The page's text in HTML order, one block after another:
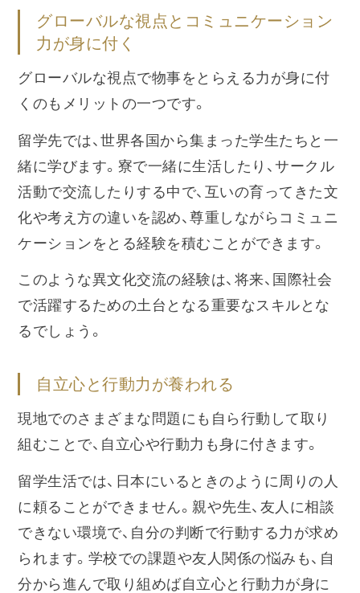
グローバルな視点とコミュニケーション
力が身に付く
グローバルな視点で物事をとらえる力が身に付
くのもメリットの一つです。
留学先では、世界各国から集まった学生たちと一
緒に学びます。寮で一緒に生活したり、サークル
活動で交流したりする中で、互いの育ってきた文
化や考え方の違いを認め、尊重しながらコミュニ
ケーションをとる経験を積むことができます。
このような異文化交流の経験は、将来、国際社会
で活躍するための土台となる重要なスキルとな
るでしょう。
自立心と行動力が養われる
現地でのさまざまな問題にも自ら行動して取り
組むことで、自立心や行動力も身に付きます。
留学生活では、日本にいるときのように周りの人
に頼ることができません。親や先生、友人に相談
できない環境で、自分の判断で行動する力が求め
られます。学校での課題や友人関係の悩みも、自
分から進んで取り組めば自立心と行動力が身に